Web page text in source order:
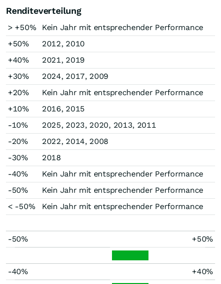
Renditeverteilung
> +50%
Kein Jahr mit entsprechender Performance
+50%
2012, 2010
+40%
2021, 2019
+30%
2024, 2017, 2009
+20%
Kein Jahr mit entsprechender Performance
+10%
2016, 2015
-10%
2025, 2023, 2020, 2013, 2011
-20%
2022, 2014, 2008
-30%
2018
-40%
Kein Jahr mit entsprechender Performance
-50%
Kein Jahr mit entsprechender Performance
< -50%
Kein Jahr mit entsprechender Performance
-50% +50%
-40% +40%